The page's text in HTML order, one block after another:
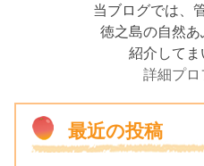
当ブログでは、
徳之島の自然
紹介してま
詳細プ
最近の投稿